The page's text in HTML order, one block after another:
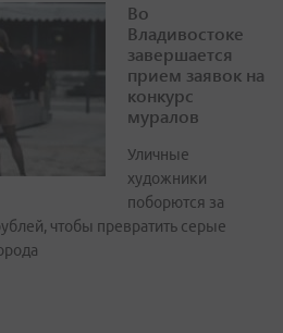
Во
Владивостоке
завершается
прием заявок на
конкурс
муралов
Уличные
художники
поборются за
чтобы превратить серые